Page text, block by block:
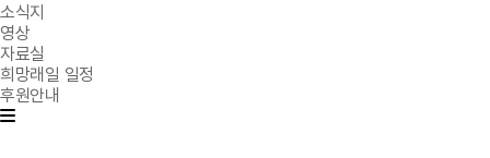
소식지
영상
자료실
희망래일 일정
후원안내